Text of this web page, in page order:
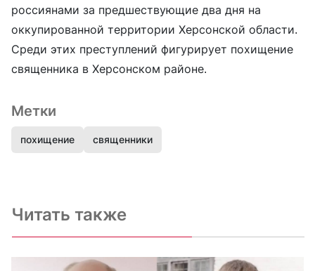
россиянами за предшествующие два дня на
оккупированной территории Херсонской области.
Среди этих преступлений фигурирует похищение
священника в Херсонском районе.
Метки
похищение священники
Читать также